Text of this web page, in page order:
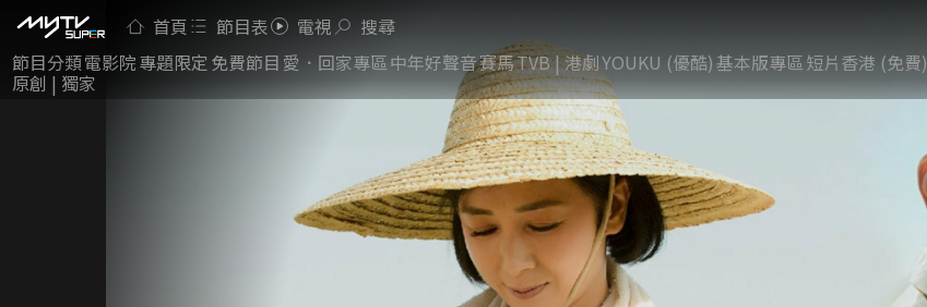
首頁 節目表 電視 搜尋
節目分類電影院專題限定 免費節目 愛．回家專區中年好聲音賽馬TVB | 港劇YOUKU (優酷)基本版專區短片香港 (免費)
原創 | 獨家